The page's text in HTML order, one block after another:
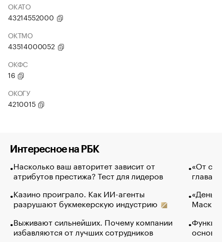
ОКАТО
43214552000
ОКТМО
43514000052
ОКФС
16
ОКОГУ
4210015
Интересное на РБК
Насколько ваш авторитет зависит от
атрибутов престижа? Тест для лидеров
Казино проиграло. Как ИИ-агенты
разрушают букмекерскую индустрию
Выживают сильнейших. Почему компании
избавляются от лучших сотрудников
«От
глава
Маск в
основ